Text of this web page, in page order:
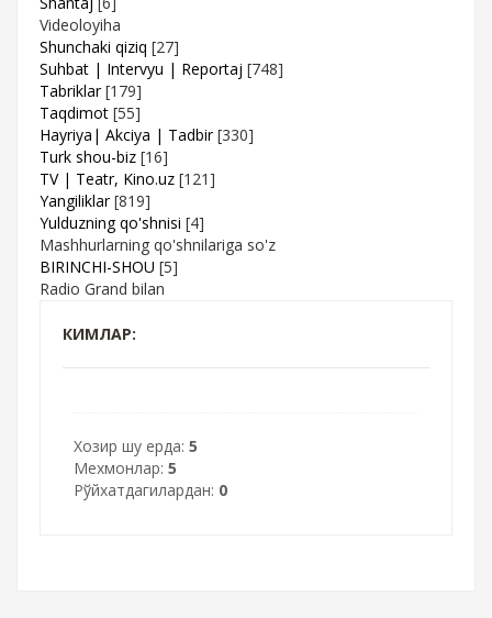
Videoloyiha
Shunchaki qiziq [27]
Suhbat | Intervyu | Reportaj [748]
Tabriklar [179]
Taqdimot [55]
Hayriya| Akciya | Tadbir [330]
Turk shou-biz [16]
TV | Teatr, Kino.uz [121]
Yangiliklar [819]
Yulduzning qo'shnisi [4]
Mashhurlarning qo'shnilariga so'z
BIRINCHI-SHOU [5]
Radio Grand bilan
КИМЛАР:
Хозир шу ерда: 5
Мехмонлар: 5
Рўйхатдагилардан: 0